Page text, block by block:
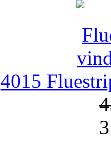
4015